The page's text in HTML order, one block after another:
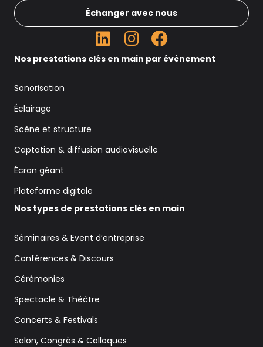
Échanger avec nous
Nos prestations clés en main par événement
Sonorisation
Éclairage
Scène et structure
Captation & diffusion audiovisuelle
Écran géant
Plateforme digitale
Nos types de prestations clés en main
Séminaires & Event d’entreprise
Conférences & Discours
Cérémonies
Spectacle & Théâtre
Concerts & Festivals
Salon, Congrès & Colloques